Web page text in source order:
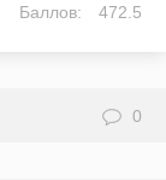
Баллов: 472.5
0